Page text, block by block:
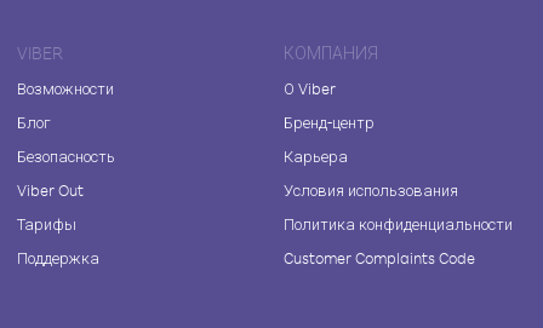
VIBER
Возможности
Блог
Безопасность
Viber Out
Тарифы
Поддержка
КОМПАНИЯ
О Viber
Бренд-центр
Карьера
Условия использования
Политика конфиденциальности
Customer Complaints Code